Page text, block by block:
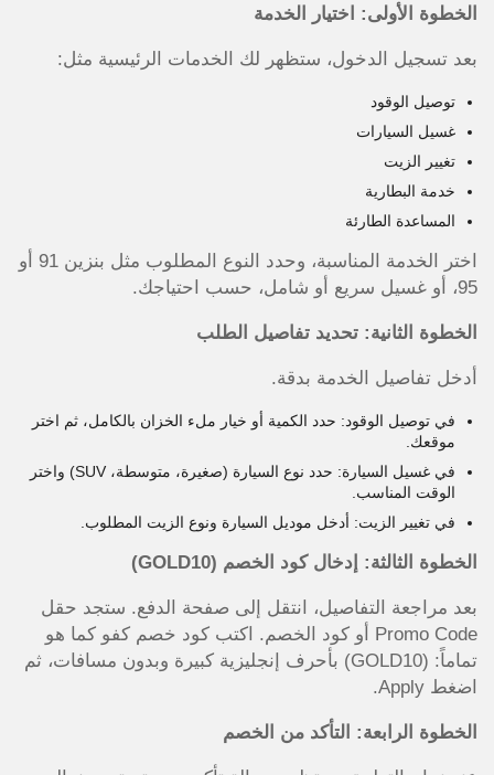
الخطوة الأولى: اختيار الخدمة
بعد تسجيل الدخول، ستظهر لك الخدمات الرئيسية مثل:
توصيل الوقود
غسيل السيارات
تغيير الزيت
خدمة البطارية
المساعدة الطارئة
اختر الخدمة المناسبة، وحدد النوع المطلوب مثل بنزين 91 أو
95، أو غسيل سريع أو شامل، حسب احتياجك.
الخطوة الثانية: تحديد تفاصيل الطلب
أدخل تفاصيل الخدمة بدقة.
في توصيل الوقود: حدد الكمية أو خيار ملء الخزان بالكامل، ثم اختر
موقعك.
في غسيل السيارة: حدد نوع السيارة (صغيرة، متوسطة، SUV) واختر
الوقت المناسب.
في تغيير الزيت: أدخل موديل السيارة ونوع الزيت المطلوب.
الخطوة الثالثة: إدخال كود الخصم (GOLD10)
بعد مراجعة التفاصيل، انتقل إلى صفحة الدفع. ستجد حقل
Promo Code أو كود الخصم. اكتب كود خصم كفو كما هو
تماماً: (GOLD10) بأحرف إنجليزية كبيرة وبدون مسافات، ثم
اضغط Apply.
الخطوة الرابعة: التأكد من الخصم